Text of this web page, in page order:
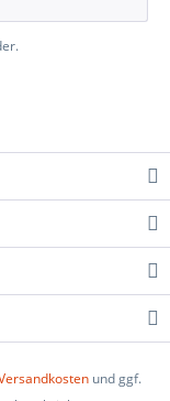
und ggf.